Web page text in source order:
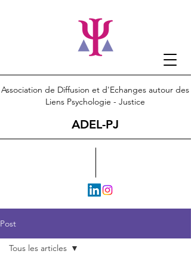
Association de Diffusion et d'Echanges autour des
Liens Psychologie - Justice
ADEL-PJ
Post
Tous les articles